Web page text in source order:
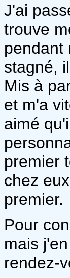
J'ai
trouve
pendant
stagné,
Mis à
et m'a
aimé
premier
chez
premier.
Pour
mais
rendez-